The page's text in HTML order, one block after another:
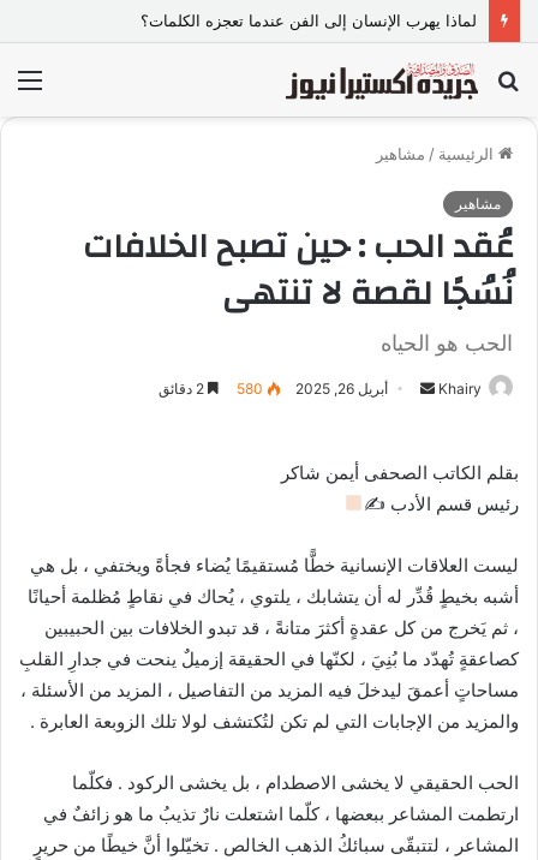
لماذا يهرب الإنسان إلى الفن عندما تعجزه الكلمات؟
بحث
عن
الرئيسية / مشاهير
مشاهير
عُقد الحب : حين تصبح الخلافات
نُسُجًا لقصة لا تنتهى
الحب هو الحياه
Khairy
ل
ب
د
ك
ت
و
ن
ي
أبريل 26, 2025 580
بقلم الكاتب الصحفى أيمن شاكر
رئيس قسم الأدب ✍
ليست العلاقات الإنسانية خطًّا مُستقيمًا يُضاء فجأةً ويختفي ، بل هي
أشبه بخيطٍ قُدِّر له أن يتشابك ، يلتوي ، يُحاك في نقاطٍ مُظلمة أحيانًا
، ثم يَخرج من كل عقدةٍ أكثرَ متانةً ، قد تبدو الخلافات بين الحبيبين
كصاعقةٍ تُهدّد ما بُنِيَ ، لكنّها في الحقيقة إزميلٌ ينحت في جدارِ القلبِ
مساحاتٍ أعمقَ ليدخلَ فيه المزيد من التفاصيل ، المزيد من الأسئلة ،
والمزيد من الإجابات التي لم تكن لتُكتشف لولا تلك الزوبعة العابرة .
الحب الحقيقي لا يخشى الاصطدام ، بل يخشى الركود . فكلّما
ارتطمت المشاعر ببعضها ، كلّما اشتعلت نارٌ تذيبُ ما هو زائفٌ في
المشاعر ، لتتبقّى سبائكُ الذهب الخالص . تخيّلوا أنَّ خيطًا من حريرٍ